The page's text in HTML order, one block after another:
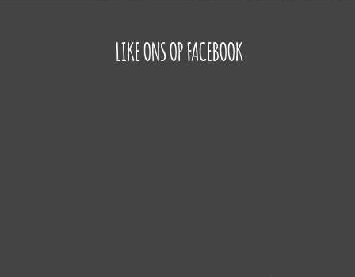
LIKE ONS OP FACEBOOK